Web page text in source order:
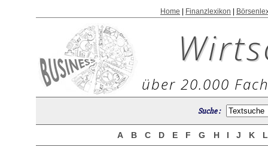
Home Finanzlexikon
über 20.000
Suche :
A B C D E F G H I J K